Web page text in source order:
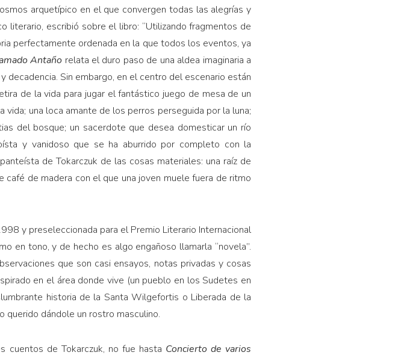
arquetípico en el que convergen todas las alegrías y
literario, escribió sobre el libro: “Utilizando fragmentos de
perfectamente ordenada en la que todos los eventos, ya
Antaño relata el duro paso de una aldea imaginaria a
Sin embargo, en el centro del escenario están
de la vida para jugar el fantástico juego de mesa de un
una loca amante de los perros perseguida por la luna;
del bosque; un sacerdote que desea domesticar un río
y vanidoso que se ha aburrido por completo con la
de Tokarczuk de las cosas materiales: una raíz de
de madera con el que una joven muele fuera de ritmo
y preseleccionada para el Premio Literario Internacional
en tono, y de hecho es algo engañoso llamarla “novela”.
que son casi ensayos, notas privadas y cosas
en el área donde vive (un pueblo en los Sudetes en
historia de la Santa Wilgefortis o Liberada de la
querido dándole un rostro masculino.
de Tokarczuk, no fue hasta Concierto de varios